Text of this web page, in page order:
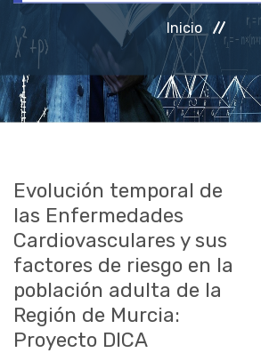
INVESTIGACIÓN
RRHH
ACCESO PERSONAL
Inicio
Evolución temporal de
las Enfermedades
Cardiovasculares y sus
factores de riesgo en la
población adulta de la
Región de Murcia:
Proyecto DICA